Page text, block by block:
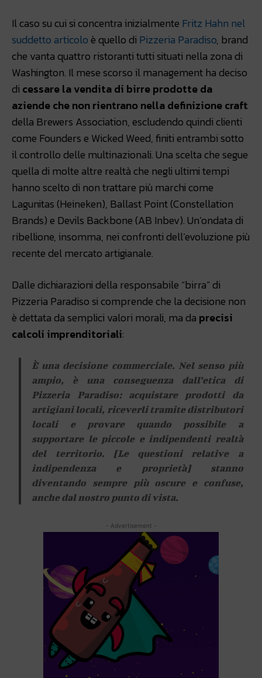
Il caso su cui si concentra inizialmente Fritz Hahn nel
suddetto articolo è quello di Pizzeria Paradiso, brand
che vanta quattro ristoranti tutti situati nella zona di
Washington. Il mese scorso il management ha deciso
di cessare la vendita di birre prodotte da
aziende che non rientrano nella definizione craft
della Brewers Association, escludendo quindi clienti
come Founders e Wicked Weed, finiti entrambi sotto
il controllo delle multinazionali. Una scelta che segue
quella di molte altre realtà che negli ultimi tempi
hanno scelto di non trattare più marchi come
Lagunitas (Heineken), Ballast Point (Constellation
Brands) e Devils Backbone (AB Inbev). Un’ondata di
ribellione, insomma, nei confronti dell’evoluzione più
recente del mercato artigianale.
Dalle dichiarazioni della responsabile “birra” di
Pizzeria Paradiso si comprende che la decisione non
è dettata da semplici valori morali, ma da precisi
calcoli imprenditoriali:
È una decisione commerciale. Nel senso più
ampio, è una conseguenza dall’etica di
Pizzeria Paradiso: acquistare prodotti da
artigiani locali, riceverli tramite distributori
locali e provare quando possibile a
supportare le piccole e indipendenti realtà
del territorio. [Le questioni relative a
indipendenza e proprietà] stanno
diventando sempre più oscure e confuse,
anche dal nostro punto di vista.
- Advertisement -